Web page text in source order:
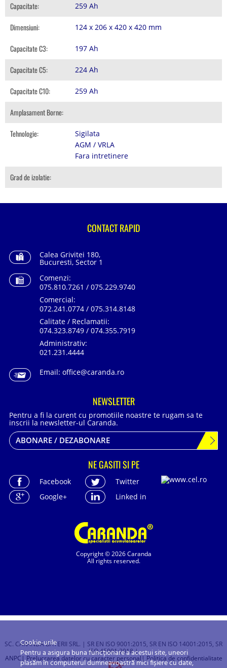
Capacitate: 259 Ah
Dimensiuni: 124 x 206 x 420 x 420 mm
Capacitate C3: 197 Ah
Capacitate C5: 224 Ah
Capacitate C10: 259 Ah
Amplasament Borne:
Tehnologie:
Sigilata
AGM / VRLA
Fara intretinere
Grad de izolatie:
Copyright © 2026 Caranda
All rights reserved.
CONTACT RAPID
Calea Grivitei 180,
Bucuresti, Sector 1
Comenzi:
075.810.7261 / 075.229.9740
Comercial:
072.241.0774 / 075.314.8148
Calitate / Reclamatii:
074.323.8749 / 074.355.7919
Administrativ:
021.231.4444
Email: office@caranda.ro
NEWSLETTER
Pentru a fi la curent cu promotiile noastre te rugam sa te
inscrii la newsletter-ul Caranda.
ABONARE / DEZABONARE
NE GASITI SI PE
Facebook
Twitter
Google+
Linked in
SC. CARANDA BATERII SRL. | SR EN ISO 9001:2015, SR EN ISO 14001:2015, SR
ISO 45001:2018 |
ANPC | Prelucrarea datelor cu caracter personal| Politica de confidentialitate
Cookie-urile
Pentru a asigura buna funcționare a acestui site, uneori
plasăm în computerul dumneavoastră mici fișiere cu date,